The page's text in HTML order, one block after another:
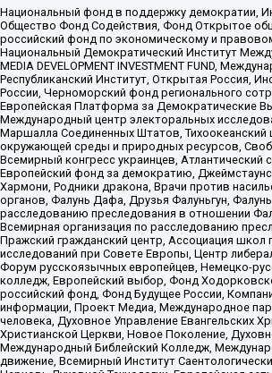
Национальный фонд в поддержку демократии,
Общество Фонд Содействия, Фонд Открытое
российский фонд по экономическому и
Национальный Демократический Институт
MEDIA DEVELOPMENT INVESTMENT FUND,
Республиканский Институт, Открытая Россия,
России, Черноморский фонд регионального
Европейская Платформа за Демократические
Международный центр электоральных
Маршалла Соединенных Штатов, Тихоокеанский
окружающей среды и природных ресурсов,
Всемирный конгресс украинцев, Атлантический
Европейский фонд за демократию,
Хармони, Родники дракона, Врачи против
органов, Фалунь Дафа, Друзья Фалуньгун,
расследованию преследования в отношении
Всемирная организация по расследованию
Пражский гражданский центр, Ассоциация школ
исследований при Совете Европы, Центр
Форум русскоязычных европейцев, Немецко-
колледж, Европейский выбор, Фонд
российский фонд, Фонд Будущее России,
информации, Проект Медиа, Международное
человека, Духовное Управление Евангельских
Христианской Церкви, Новое Поколение,
Международный Библейский Колледж,
движение, Всемирный Институт